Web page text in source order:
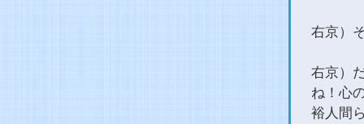
右京）
右京）
ね！心
裕人間